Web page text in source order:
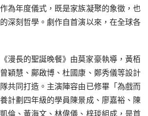
為年度儀式，既是家族凝聚的象徵，也
深刻哲學。劇作自首演以來，在全球各
漫長的聖誕晚餐》由莫家豪執導，黃栢
穎慧、鄺啟博、杜國康、鄭秀儀等設計
共同打造。主演陣容由已修畢「為戲而
計劃四年級的學員陳景成、廖嘉裕、陳
倫、黃海文、林偉儀、梓琰組成，是首